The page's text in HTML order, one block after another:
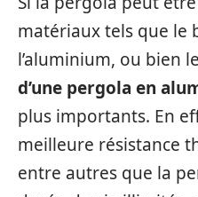
matériaux tels que le
l’aluminium, ou bien
d’une pergola en
plus importants. En
meilleure résistance
entre autres que la